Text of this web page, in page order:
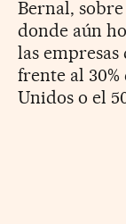
Bernal,
donde aún
las
frente al 30%
Unidos o el